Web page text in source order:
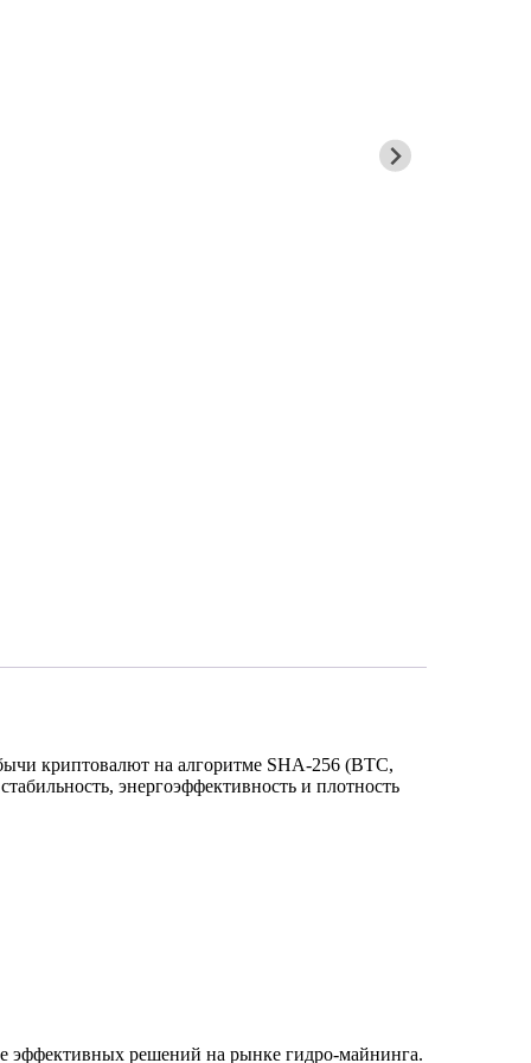
криптовалют на алгоритме SHA-256 (BTC,
энергоэффективность и плотность
эффективных решений на рынке гидро-майнинга.